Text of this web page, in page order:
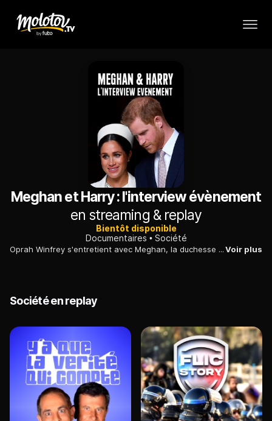
Meghan et Harry : l'interview évènement
en streaming & replay
Bientôt disponible
Documentaires
Société
Oprah Winfrey s'entretient avec Meghan, la duchesse de Sussex, dans le cadre d'une vaste interview qui couvrira tous les aspects de sa vie...Voir plus
Société en replay